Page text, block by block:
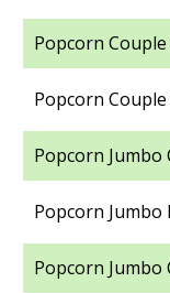
Popcorn
Popcorn
Popcorn Jumbo
Popcorn Jumbo
Popcorn Jumbo